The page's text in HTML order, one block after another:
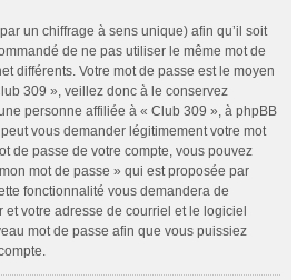
un chiffrage à sens unique) afin qu’il soit
de ne pas utiliser le même mot de
différents. Votre mot de passe est le moyen
309 », veillez donc à le conservez
personne affiliée à « Club 309 », à phpBB
vous demander légitimement votre mot
de passe de votre compte, vous pouvez
mot de passe » qui est proposée par
fonctionnalité vous demandera de
et votre adresse de courriel et le logiciel
mot de passe afin que vous puissiez